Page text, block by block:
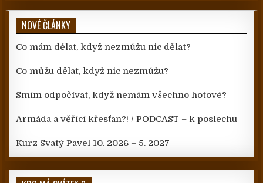
NOVÉ ČLÁNKY
Co mám dělat, když nezmůžu nic dělat?
Co můžu dělat, když nic nezmůžu?
Smím odpočívat, když nemám všechno hotové?
Armáda a věřící křesťan?! / PODCAST – k poslechu
Kurz Svatý Pavel 10. 2026 – 5. 2027